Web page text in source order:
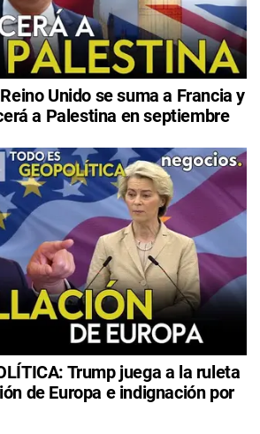
Unido se suma a Francia y
a Palestina en septiembre
Trump juega a la ruleta
de Europa e indignación por